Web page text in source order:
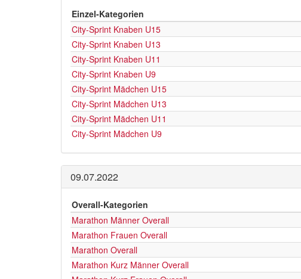
Einzel-Kategorien
City-Sprint Knaben U15
City-Sprint Knaben U13
City-Sprint Knaben U11
City-Sprint Knaben U9
City-Sprint Mädchen U15
City-Sprint Mädchen U13
City-Sprint Mädchen U11
City-Sprint Mädchen U9
09.07.2022
Overall-Kategorien
Marathon Männer Overall
Marathon Frauen Overall
Marathon Overall
Marathon Kurz Männer Overall